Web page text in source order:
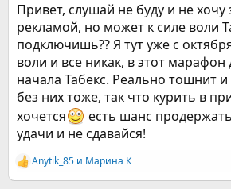
Привет, слушай не буду и не хочу
рекламой, но может к силе воли
подключишь?? Я тут уже с
воли и все никак, в этот
начала Табекс. Реально тошнит и
без них тоже, так что курить в
хочется
есть шанс
удачи и не сдавайся!
Р
е
Anytik_85 и Марина К